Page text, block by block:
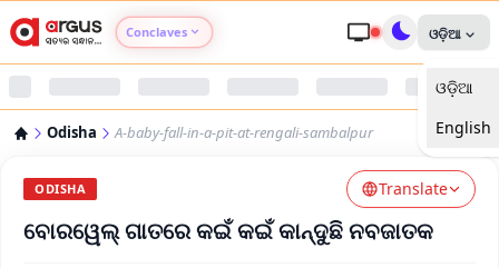
Conclaves
Argus Nari Shakti
ଓଡ଼ିଆ
ଓଡ଼ିଆ
English
Odisha A-baby-fall-in-a-pit-at-rengali-sambalpur
ODISHA Translate
ବୋରୱେଲ୍ ଗାତରେ କଇଁ କଇଁ କାନ୍ଦୁଛି ନବଜାତକ